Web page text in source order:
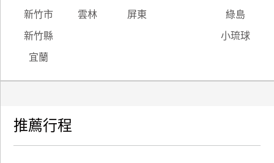
新竹市 雲林 屏東 綠島
新竹縣 小琉球
宜蘭
推薦行程